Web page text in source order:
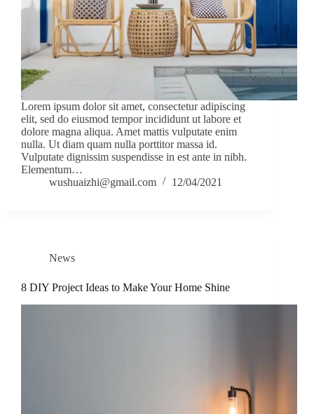
Lorem ipsum dolor sit amet, consectetur adipiscing
elit, sed do eiusmod tempor incididunt ut labore et
dolore magna aliqua. Amet mattis vulputate enim
nulla. Ut diam quam nulla porttitor massa id.
Vulputate dignissim suspendisse in est ante in nibh.
Elementum…
wushuaizhi@gmail.com
12/04/2021
News
8 DIY Project Ideas to Make Your Home Shine